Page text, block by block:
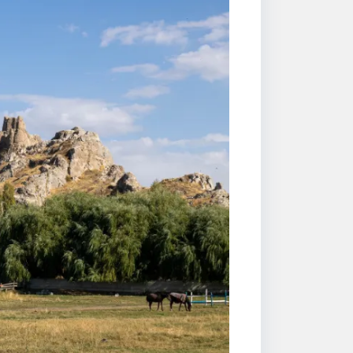
برج ساردور
اسکله برج مادیر
دیوارهای دفاعی قلعه وان
راهروها و مسیرهای دسترسی
محل ذخیره آب و انبارها
جاذبه‌های دیدنی اطراف قلعه وان
رستوران و کافه‌های اطراف قلعه وان
هتل‌های نزدیک قلعه وان برای اقامت